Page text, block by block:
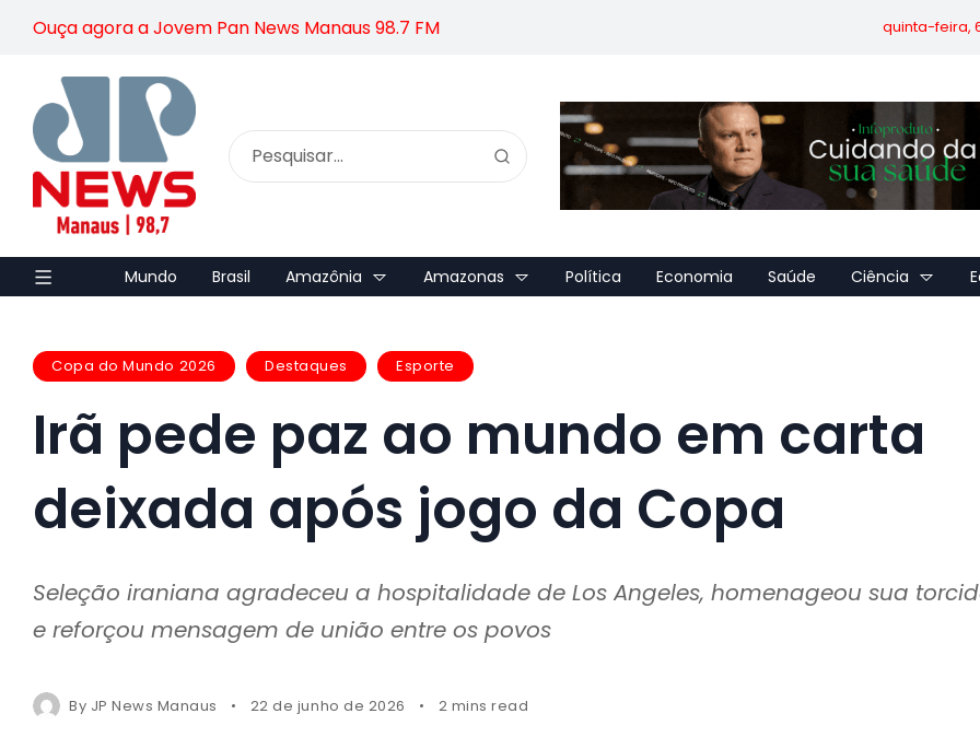
Ouça agora a Jovem Pan News Manaus 98.7 FM quinta-feira,
Mundo Brasil Amazônia Amazonas Política Economia Saúde Ciência
Copa do Mundo 2026 Destaques Esporte
Irã pede paz ao mundo em carta
deixada após jogo da Copa
Seleção iraniana agradeceu a hospitalidade de Los Angeles, homenageou sua
e reforçou mensagem de união entre os povos
By JP News Manaus 22 de junho de 2026 2 mins read